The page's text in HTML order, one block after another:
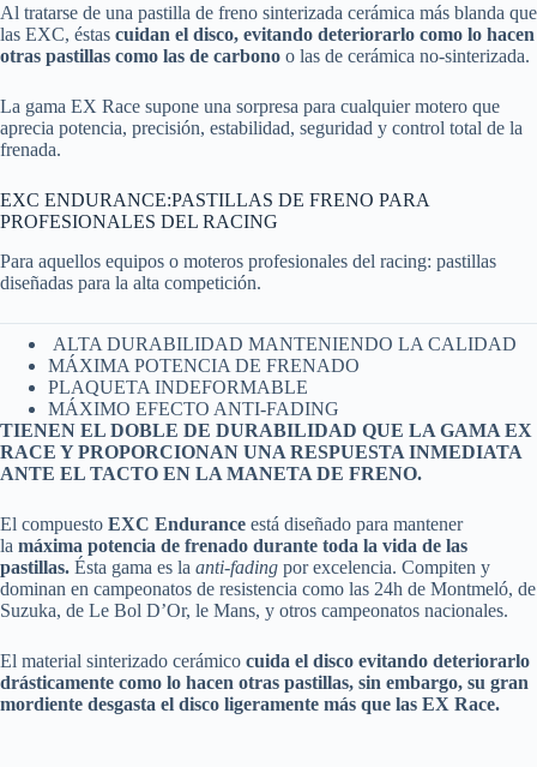
Al tratarse de una pastilla de freno sinterizada cerámica más blanda que
las EXC, éstas cuidan el disco, evitando deteriorarlo como lo hacen
otras pastillas como las de carbono o las de cerámica no-sinterizada.
La gama EX Race supone una sorpresa para cualquier motero que
aprecia potencia, precisión, estabilidad, seguridad y control total de la
frenada.
EXC ENDURANCE:PASTILLAS DE FRENO PARA
PROFESIONALES DEL RACING
Para aquellos equipos o moteros profesionales del racing: pastillas
diseñadas para la alta competición.
ALTA DURABILIDAD MANTENIENDO LA CALIDAD
MÁXIMA POTENCIA DE FRENADO
PLAQUETA INDEFORMABLE
MÁXIMO EFECTO ANTI-FADING
TIENEN EL DOBLE DE DURABILIDAD QUE LA GAMA EX
RACE Y PROPORCIONAN UNA RESPUESTA INMEDIATA
ANTE EL TACTO EN LA MANETA DE FRENO.
El compuesto EXC Endurance está diseñado para mantener
la máxima potencia de frenado durante toda la vida de las
pastillas. Ésta gama es la anti-fading por excelencia. Compiten y
dominan en campeonatos de resistencia como las 24h de Montmeló, de
Suzuka, de Le Bol D’Or, le Mans, y otros campeonatos nacionales.
El material sinterizado cerámico cuida el disco evitando deteriorarlo
drásticamente como lo hacen otras pastillas, sin embargo, su gran
mordiente desgasta el disco ligeramente más que las EX Race.